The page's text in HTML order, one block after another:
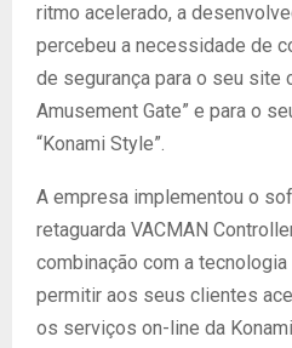
ritmo acelerado, a
percebeu a necessidade de
de segurança para o seu site
Amusement Gate” e para o
“Konami Style”.
A empresa implementou o
retaguarda VACMAN
combinação com a
permitir aos seus clientes
os serviços on-line da